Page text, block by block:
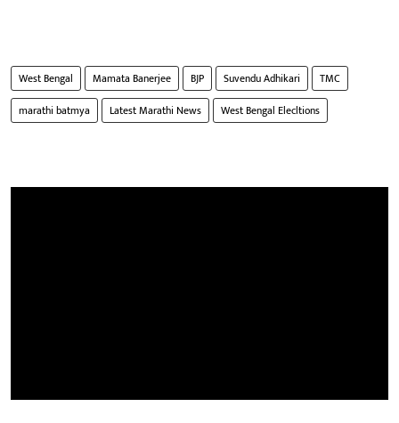
West Bengal Mamata Banerjee BJP Suvendu Adhikari
TMC
marathi batmya
Latest Marathi News West Bengal Elecltions